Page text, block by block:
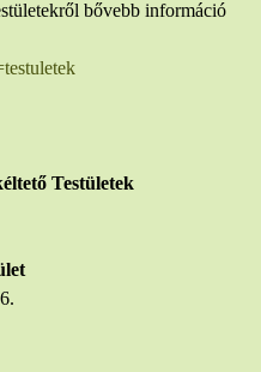
bővebb információ
Testületek